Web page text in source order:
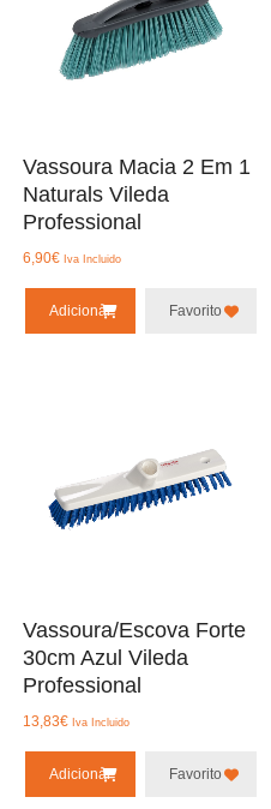
Vassoura Macia 2 Em 1
Naturals Vileda
Professional
6,90€ Iva Incluido
Adicionar Favorito
Vassoura/Escova Forte
30cm Azul Vileda
Professional
13,83€ Iva Incluido
Adicionar Favorito